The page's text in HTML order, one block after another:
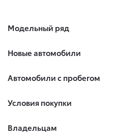
Модельный ряд
Новые автомобили
Автомобили с пробегом
Условия покупки
Владельцам